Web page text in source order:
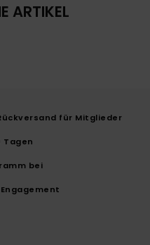
ARTIKEL
für Mitglieder
Tagen
bei